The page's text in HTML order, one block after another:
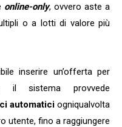
online-only, ovvero aste a
o a lotti di valore più
inserire un’offerta per
sistema provvede
automatici ogniqualvolta
utente, fino a raggiungere